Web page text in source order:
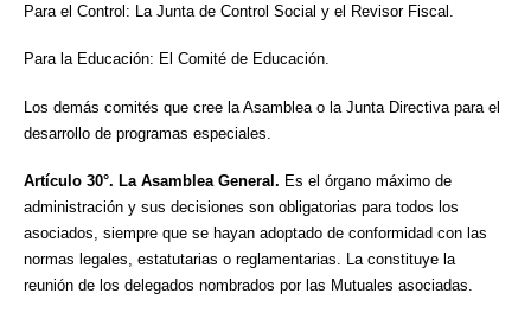
Para el Control: La Junta de Control Social y el Revisor Fiscal.
Para la Educación: El Comité de Educación.
Los demás comités que cree la Asamblea o la Junta Directiva para el
desarrollo de programas especiales.
Artículo 30°. La Asamblea General. Es el órgano máximo de
administración y sus decisiones son obligatorias para todos los
asociados, siempre que se hayan adoptado de conformidad con las
normas legales, estatutarias o reglamentarias. La constituye la
reunión de los delegados nombrados por las Mutuales asociadas.